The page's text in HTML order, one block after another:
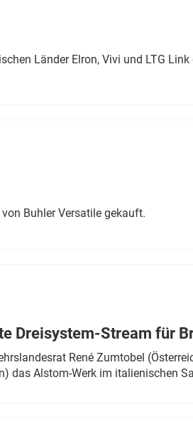
Länder Elron, Vivi und LTG
Buhler Versatile gekauft.
Dreisystem-Stream für
René Zumtobel
das Alstom-Werk im italienischen